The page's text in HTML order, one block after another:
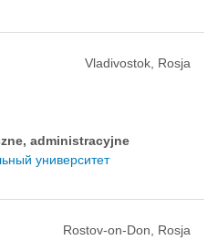
Vladivostok, Rosja
administracyjne
университет
Rostov-on-Don, Rosja